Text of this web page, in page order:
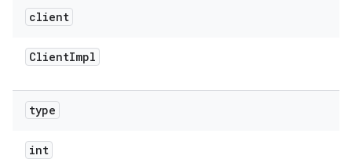
client
ClientImpl
type
int